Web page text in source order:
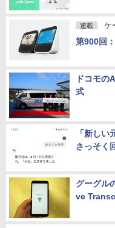
連載 ケ
第900回
ドコモの
式
「新し
さっそく
グーグル
ve